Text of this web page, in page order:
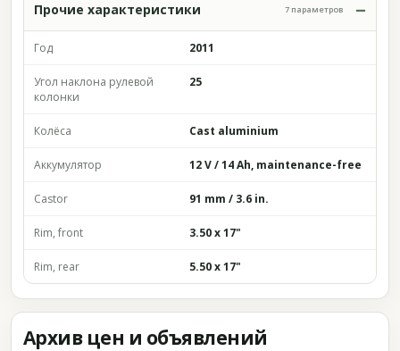
Прочие характеристики 7 параметров
Год 2011
Угол наклона рулевой
колонки
25
Колёса Cast aluminium
Аккумулятор 12 V / 14 Ah, maintenance-free
Castor 91 mm / 3.6 in.
Rim, front 3.50 x 17"
Rim, rear 5.50 x 17"
Архив цен и объявлений